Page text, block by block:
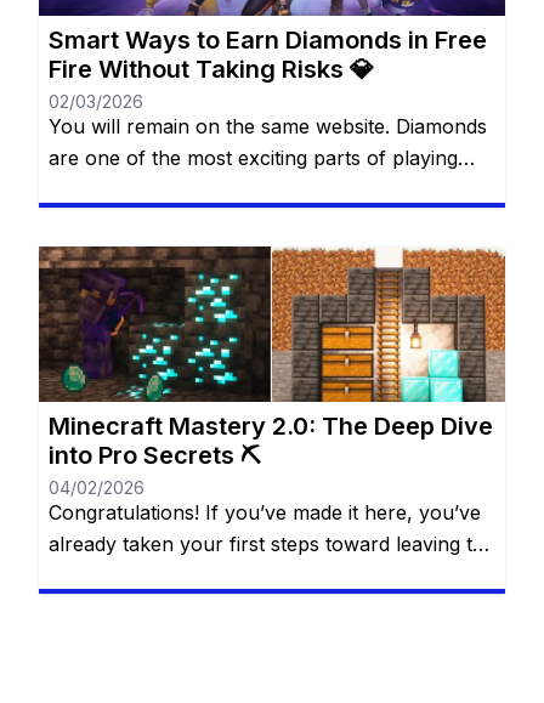
Smart Ways to Earn Diamonds in Free
Fire Without Taking Risks 💎
02/03/2026
You will remain on the same website. Diamonds
are one of the most exciting parts of playing
the game more fun and personal. Many players
dream of having more diamonds, but not
everyone wants—or can—spend real money.
The good […]
Minecraft Mastery 2.0: The Deep Dive
into Pro Secrets ⛏️
04/02/2026
Congratulations! If you’ve made it here, you’ve
already taken your first steps toward leaving the